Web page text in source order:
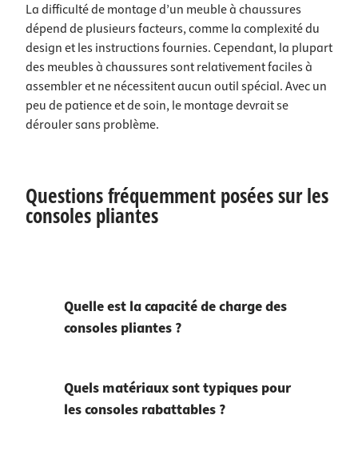
La difficulté de montage d’un meuble à chaussures
dépend de plusieurs facteurs, comme la complexité du
design et les instructions fournies. Cependant, la plupart
des meubles à chaussures sont relativement faciles à
assembler et ne nécessitent aucun outil spécial. Avec un
peu de patience et de soin, le montage devrait se
dérouler sans problème.
Questions fréquemment posées sur les
consoles pliantes
Quelle est la capacité de charge des
consoles pliantes ?
Quels matériaux sont typiques pour
les consoles rabattables ?